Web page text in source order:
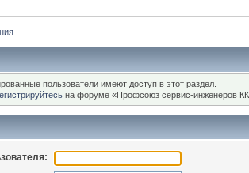
пользователи имеют доступ в этот раздел.
на форуме «Профсоюз сервис-инженеров